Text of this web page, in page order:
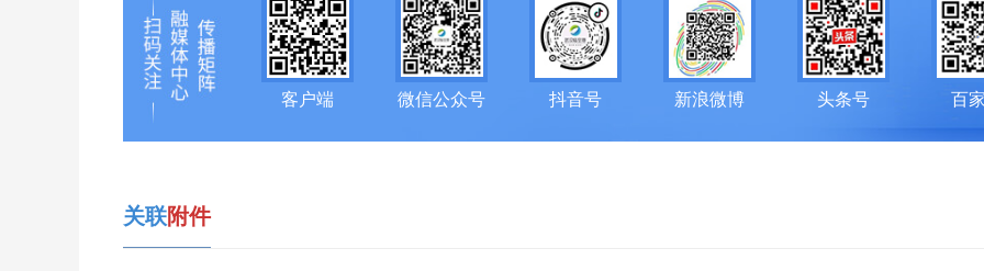
客户端 微信公众号 抖音号 新浪微博 头条号 百
关联附件